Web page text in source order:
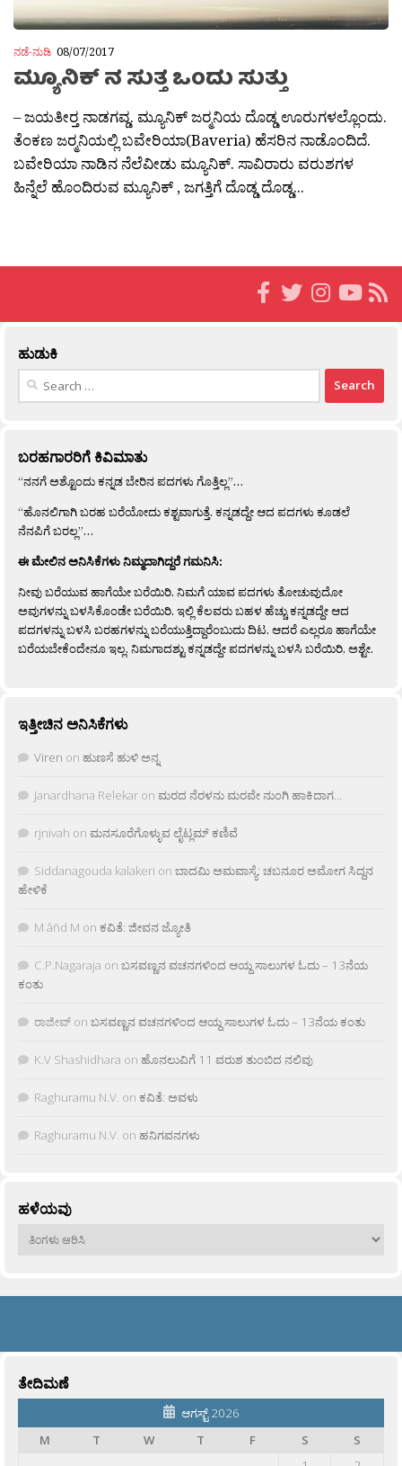
ನಡೆ-ನುಡಿ 08/07/2017
ಮ್ಯೂನಿಕ್ ನ ಸುತ್ತ ಒಂದು ಸುತ್ತು
– ಜಯತೀರ‍್ತ ನಾಡಗವ್ಡ. ಮ್ಯೂನಿಕ್ ಜರ‍್ಮನಿಯ ದೊಡ್ಡ ಊರುಗಳಲ್ಲೊಂದು.
ತೆಂಕಣ ಜರ‍್ಮನಿಯಲ್ಲಿ ಬವೇರಿಯಾ(Baveria) ಹೆಸರಿನ ನಾಡೊಂದಿದೆ.
ಬವೇರಿಯಾ ನಾಡಿನ ನೆಲೆವೀಡು ಮ್ಯೂನಿಕ್. ಸಾವಿರಾರು ವರುಶಗಳ
ಹಿನ್ನೆಲೆ ಹೊಂದಿರುವ ಮ್ಯೂನಿಕ್ , ಜಗತ್ತಿಗೆ ದೊಡ್ಡ ದೊಡ್ಡ...
ಹುಡುಕಿ
Search
ಬರಹಗಾರರಿಗೆ ಕಿವಿಮಾತು
“ನನಗೆ ಅಶ್ಟೊಂದು ಕನ್ನಡ ಬೇರಿನ ಪದಗಳು ಗೊತ್ತಿಲ್ಲ”…
“ಹೊನಲಿಗಾಗಿ ಬರಹ ಬರೆಯೋದು ಕಶ್ಟವಾಗುತ್ತೆ. ಕನ್ನಡದ್ದೇ ಆದ ಪದಗಳು ಕೂಡಲೆ
ನೆನಪಿಗೆ ಬರಲ್ಲ”…
ಈ ಮೇಲಿನ ಅನಿಸಿಕೆಗಳು ನಿಮ್ಮದಾಗಿದ್ದರೆ ಗಮನಿಸಿ:
ನೀವು ಬರೆಯುವ ಹಾಗೆಯೇ ಬರೆಯಿರಿ. ನಿಮಗೆ ಯಾವ ಪದಗಳು ತೋಚುವುದೋ
ಅವುಗಳನ್ನು ಬಳಸಿಕೊಂಡೇ ಬರೆಯಿರಿ. ಇಲ್ಲಿ ಕೆಲವರು ಬಹಳ ಹೆಚ್ಚು ಕನ್ನಡದ್ದೇ ಆದ
ಪದಗಳನ್ನು ಬಳಸಿ ಬರಹಗಳನ್ನು ಬರೆಯುತ್ತಿದ್ದಾರೆಂಬುದು ದಿಟ. ಆದರೆ ಎಲ್ಲರೂ ಹಾಗೆಯೇ
ಬರೆಯಬೇಕೆಂದೇನೂ ಇಲ್ಲ. ನಿಮಗಾದಶ್ಟು ಕನ್ನಡದ್ದೇ ಪದಗಳನ್ನು ಬಳಸಿ ಬರೆಯಿರಿ, ಅಶ್ಟೇ.
ಇತ್ತೀಚಿನ ಅನಿಸಿಕೆಗಳು
Viren on ಹುಣಸೆ ಹುಳಿ ಅನ್ನ
Janardhana Relekar on ಮರದ ನೆರಳನು ಮರವೇ ನುಂಗಿ ಹಾಕಿದಾಗ…
rjnivah on ಮನಸೂರೆಗೊಳ್ಳುವ ಲೈಟ್ಲಮ್ ಕಣಿವೆ
Siddanagouda kalakeri on ಬಾದಮಿ ಅಮವಾಸ್ಯೆ: ಚಬನೂರ ಅಮೋಗ ಸಿದ್ದನ
ಹೇಳಿಕೆ
M âñd M on ಕವಿತೆ: ಜೀವನ ಜ್ಯೋತಿ
C.P.Nagaraja on ಬಸವಣ್ಣನ ವಚನಗಳಿಂದ ಆಯ್ದ ಸಾಲುಗಳ ಓದು – 13ನೆಯ
ಕಂತು
ರಾಜೀವ್ on ಬಸವಣ್ಣನ ವಚನಗಳಿಂದ ಆಯ್ದ ಸಾಲುಗಳ ಓದು – 13ನೆಯ ಕಂತು
K.V Shashidhara on ಹೊನಲುವಿಗೆ 11 ವರುಶ ತುಂಬಿದ ನಲಿವು
Raghuramu N.V. on ಕವಿತೆ: ಅವಳು
Raghuramu N.V. on ಹನಿಗವನಗಳು
ಹಳೆಯವು
ಹಳೆಯವು
ತೇದಿಮಣೆ
ಆಗಸ್ಟ್ 2026
M
T W T F S
S